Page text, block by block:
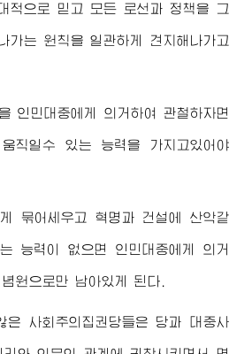
적으로 믿고 모든 로선과 정책을 그
가는 원칙을 일관하게 견지해나가고
인민대중에게 의거하여 관철하자면
직일수 있는 능력을 가지고있어야
묶어세우고 혁명과 건설에 산악같
능력이 없으면 인민대중에게 의거
원으로만 남아있게 된다.
사회주의집권당들은 당과 대중사